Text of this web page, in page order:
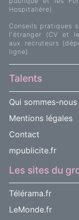
Hospitalière).
Conseils pratiques
l'étranger (CV et
aux recruteurs
ligne).
Talents
Qui sommes-nous
Mentions légales
Contact
mpublicite.fr
Les sites du
Télérama.fr
LeMonde.fr